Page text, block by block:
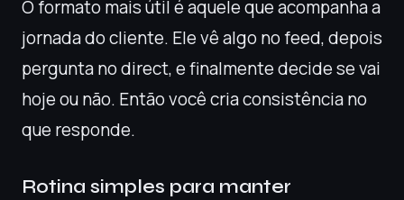
O formato mais útil é aquele que acompanha a
jornada do cliente. Ele vê algo no feed, depois
pergunta no direct, e finalmente decide se vai
hoje ou não. Então você cria consistência no
que responde.
Rotina simples para manter